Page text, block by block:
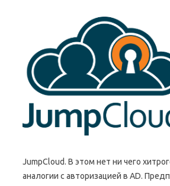
JumpCloud. В этом нет ни чего
аналогии с авторизацией в AD.